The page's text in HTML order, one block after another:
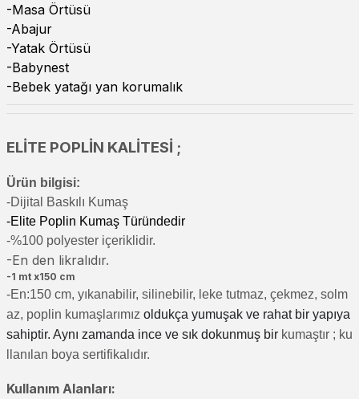
-Masa Örtüsü
-Abajur
-Yatak Örtüsü
-Babynest
-Bebek yatağı yan korumalık
ELİTE POPLİN KALİTESİ ;
Ürün bilgisi:
-Dijital Baskılı Kumaş
-Elite Poplin Kumaş Türündedir
-%100 polyester içeriklidir.
-En den likralıdır.
-1 mt x150 cm
-En:150 cm, yıkanabilir, silinebilir, leke tutmaz, çekmez, solm
az, poplin kumaşlarımız oldukça yumuşak ve rahat bir yapıya
sahiptir. Aynı zamanda ince ve sık dokunmuş bir kumaştır ; ku
llanılan boya sertifikalıdır.
Kullanım Alanları: